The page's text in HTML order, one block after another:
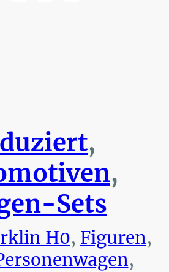
,
,
Sets
H0, Figuren,
,